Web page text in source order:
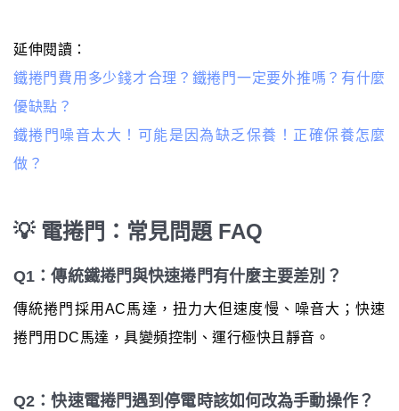
延伸閱讀：
鐵捲門費用多少錢才合理？鐵捲門一定要外推嗎？有什麼
優缺點？
鐵捲門噪音太大！可能是因為缺乏保養！正確保養怎麼
做？
💡 電捲門：常見問題 FAQ
Q1：傳統鐵捲門與快速捲門有什麼主要差別？
傳統捲門採用AC馬達，扭力大但速度慢、噪音大；快速
捲門用DC馬達，具變頻控制、運行極快且靜音。
Q2：快速電捲門遇到停電時該如何改為手動操作？